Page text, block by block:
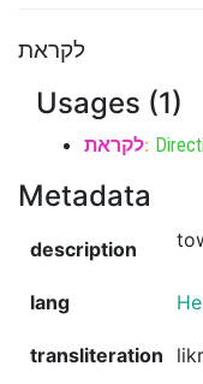
לקראת
Usages (1)
לקראת:
Metadata
description
lang
transliteration